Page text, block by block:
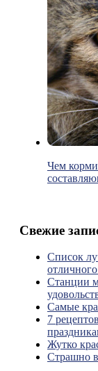
Чем
Свежие
Список
Станции
Самые
7
Жутко
Страшно